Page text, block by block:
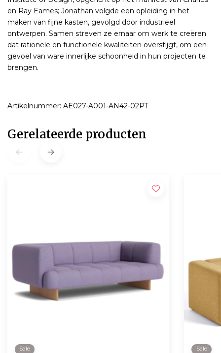
en Ray Eames; Jonathan volgde een opleiding in het
maken van fijne kasten, gevolgd door industrieel
ontwerpen. Samen streven ze ernaar om werk te creëren
dat rationele en functionele kwaliteiten overstijgt, om een
gevoel van ware innerlijke schoonheid in hun projecten te
brengen.
Artikelnummer: AE027-A001-AN42-02PT
Gerelateerde producten
Sale Sale